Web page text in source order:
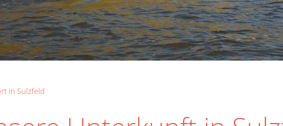
in Sulzfeld